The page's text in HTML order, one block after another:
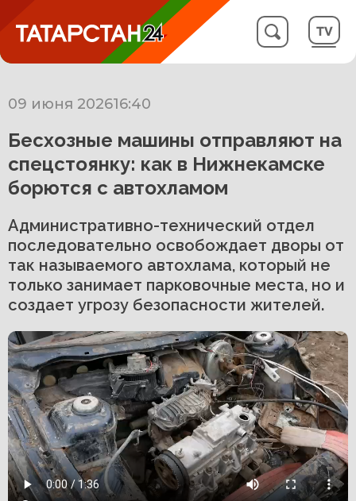
09 июня 202616:40
Бесхозные машины отправляют на
спецстоянку: как в Нижнекамске
борются с автохламом
Административно-технический отдел
последовательно освобождает дворы от
так называемого автохлама, который не
только занимает парковочные места, но и
создает угрозу безопасности жителей.